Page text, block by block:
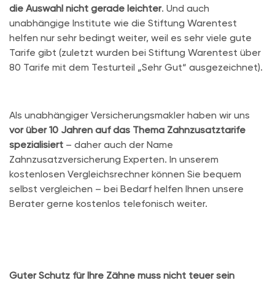
die Auswahl nicht gerade leichter. Und auch
unabhängige Institute wie die Stiftung Warentest
helfen nur sehr bedingt weiter, weil es sehr viele gute
Tarife gibt (zuletzt wurden bei Stiftung Warentest über
80 Tarife mit dem Testurteil „Sehr Gut“ ausgezeichnet).
Als unabhängiger Versicherungsmakler haben wir uns
vor über 10 Jahren auf das Thema Zahnzusatztarife
spezialisiert – daher auch der Name
Zahnzusatzversicherung Experten. In unserem
kostenlosen Vergleichsrechner können Sie bequem
selbst vergleichen – bei Bedarf helfen Ihnen unsere
Berater gerne kostenlos telefonisch weiter.
Guter Schutz für Ihre Zähne muss nicht teuer sein